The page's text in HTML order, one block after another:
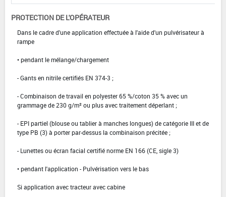
PROTECTION DE L'OPÉRATEUR
Dans le cadre d'une application effectuée à l'aide d'un pulvérisateur à
rampe
• pendant le mélange/chargement
- Gants en nitrile certifiés EN 374-3 ;
- Combinaison de travail en polyester 65 %/coton 35 % avec un
grammage de 230 g/m² ou plus avec traitement déperlant ;
- EPI partiel (blouse ou tablier à manches longues) de catégorie III et de
type PB (3) à porter par-dessus la combinaison précitée ;
- Lunettes ou écran facial certifié norme EN 166 (CE, sigle 3)
• pendant l'application - Pulvérisation vers le bas
Si application avec tracteur avec cabine